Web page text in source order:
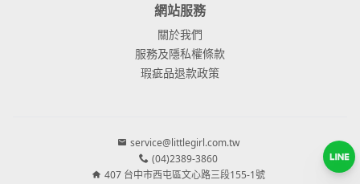
網站服務
關於我們
服務及隱私權條款
瑕疵品退款政策
service@littlegirl.com.tw
(04)2389-3860
407 台中市西屯區文心路三段155-1號